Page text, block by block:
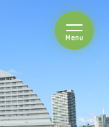
Menuを開閉